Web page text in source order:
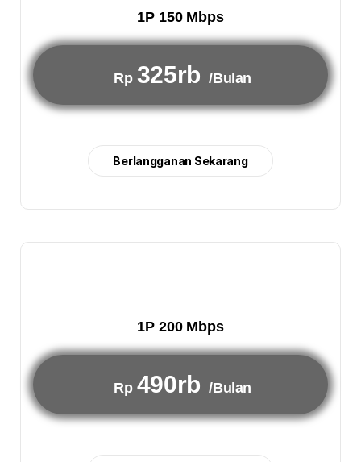
1P 150 Mbps
Rp 325rb /Bulan
Berlangganan Sekarang
1P 200 Mbps
Rp 490rb /Bulan